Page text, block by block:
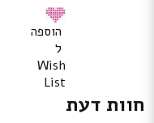
הוספה
ל
Wish
List
חוות דעת